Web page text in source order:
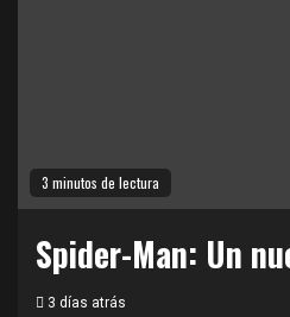
3 minutos de lectura
Spider-Man: Un
3 días atrás